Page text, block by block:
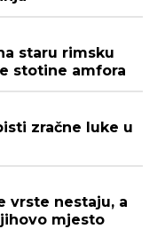
staru rimsku
stotine amfora
zračne luke u
vrste nestaju, a
mjesto